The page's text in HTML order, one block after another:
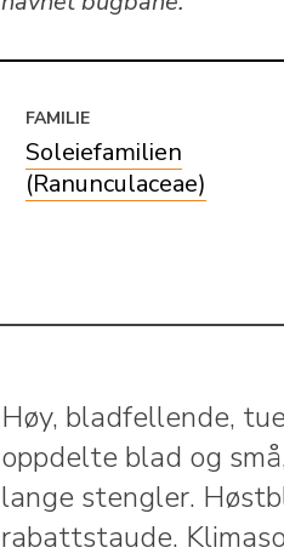
FAMILIE
Soleiefamilien
(Ranunculaceae)
Høy, bladfellende,
oppdelte blad og
lange stengler.
rabattstaude.